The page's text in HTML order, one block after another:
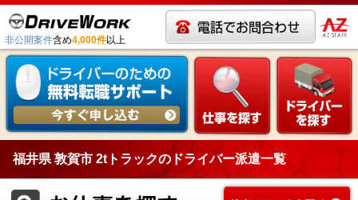
非公開案件含め4,000件以上
福井県 敦賀市 2tトラックのドライバー派遣一覧